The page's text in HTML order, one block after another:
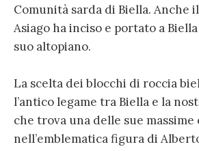
Comunità sarda di Biella. Anche
Asiago ha inciso e portato a
suo altopiano.
La scelta dei blocchi di roccia
l’antico legame tra Biella e la
che trova una delle sue massime
nell’emblematica figura di